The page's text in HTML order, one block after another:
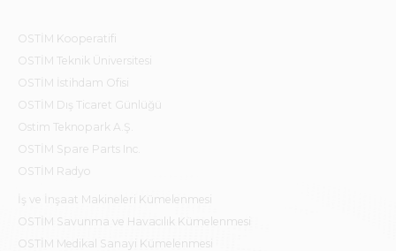
OSTİM Kooperatifi
OSTİM Teknik Üniversitesi
OSTİM İstihdam Ofisi
OSTİM Dış Ticaret Günlüğü
Ostim Teknopark A.Ş.
OSTİM Spare Parts Inc.
OSTİM Radyo
İş ve İnşaat Makineleri Kümelenmesi
OSTİM Savunma ve Havacılık Kümelenmesi
OSTİM Medikal Sanayi Kümelenmesi